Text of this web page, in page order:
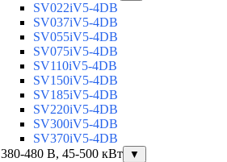
SV022iV5-4DB
SV037iV5-4DB
SV055iV5-4DB
SV075iV5-4DB
SV110iV5-4DB
SV150iV5-4DB
SV185iV5-4DB
SV220iV5-4DB
SV300iV5-4DB
SV370iV5-4DB
380-480 В, 45-500 кВт
▼